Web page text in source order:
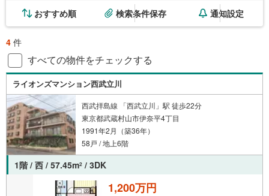
おすすめ順 検索条件保存 通知設定
4 件
すべての物件をチェックする
ライオンズマンション西武立川
西武拝島線 「西武立川」駅 徒歩22分
東京都武蔵村山市伊奈平4丁目
1991年2月（築36年）
58戸 / 地上6階
1階 / 西 / 57.45m2 / 3DK
1,200万円